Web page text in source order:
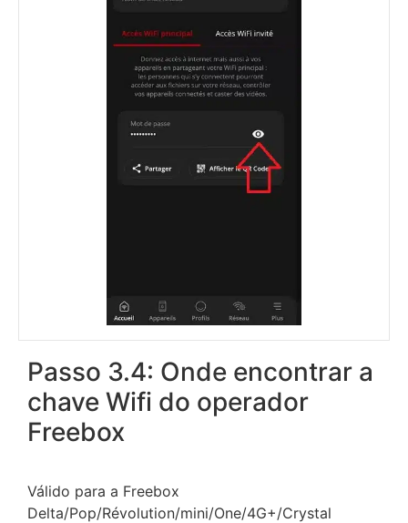
Passo 3.4: Onde encontrar a
chave Wifi do operador
Freebox
Válido para a Freebox
Delta/Pop/Révolution/mini/One/4G+/Crystal